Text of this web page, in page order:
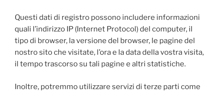
Questi dati di registro possono includere informazioni
quali l’indirizzo IP (Internet Protocol) del computer, il
tipo di browser, la versione del browser, le pagine del
nostro sito che visitate, l’ora e la data della vostra visita,
il tempo trascorso su tali pagine e altri statistiche.
Inoltre, potremmo utilizzare servizi di terze parti come